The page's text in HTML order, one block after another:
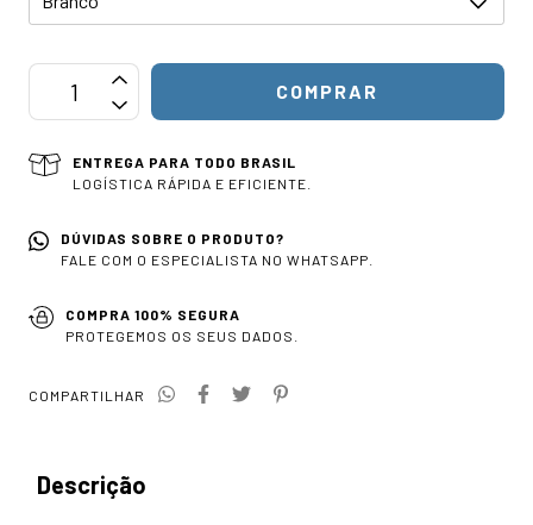
ENTREGA PARA TODO BRASIL
LOGÍSTICA RÁPIDA E EFICIENTE.
DÚVIDAS SOBRE O PRODUTO?
FALE COM O ESPECIALISTA NO WHATSAPP.
COMPRA 100% SEGURA
PROTEGEMOS OS SEUS DADOS.
COMPARTILHAR
Descrição